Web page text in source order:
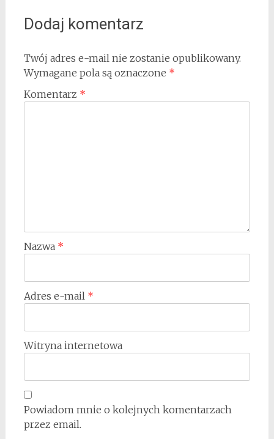
Dodaj komentarz
Twój adres e-mail nie zostanie opublikowany.
Wymagane pola są oznaczone *
Komentarz *
Nazwa *
Adres e-mail *
Witryna internetowa
Powiadom mnie o kolejnych komentarzach
przez email.